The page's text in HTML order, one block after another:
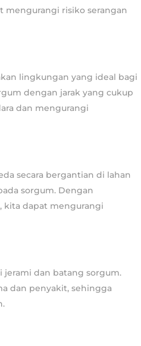
mengurangi risiko serangan
lingkungan yang ideal bagi
dengan jarak yang cukup
dan mengurangi
secara bergantian di lahan
sorgum. Dengan
kita dapat mengurangi
jerami dan batang sorgum.
dan penyakit, sehingga